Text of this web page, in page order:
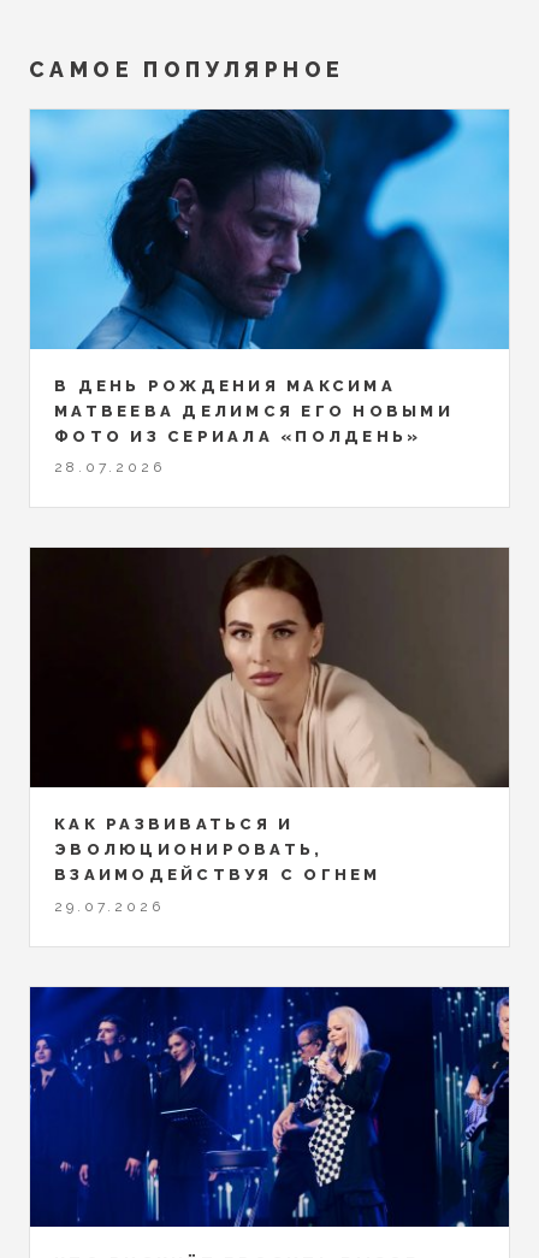
САМОЕ ПОПУЛЯРНОЕ
В ДЕНЬ РОЖДЕНИЯ МАКСИМА
МАТВЕЕВА ДЕЛИМСЯ ЕГО НОВЫМИ
ФОТО ИЗ СЕРИАЛА «ПОЛДЕНЬ»
28.07.2026
КАК РАЗВИВАТЬСЯ И
ЭВОЛЮЦИОНИРОВАТЬ,
ВЗАИМОДЕЙСТВУЯ С ОГНЕМ
29.07.2026